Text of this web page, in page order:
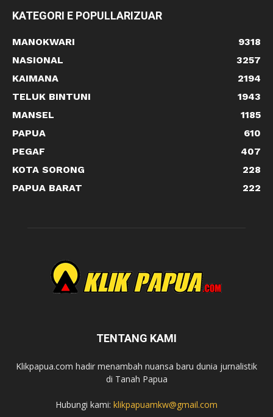
KATEGORI E POPULLARIZUAR
MANOKWARI
9318
NASIONAL
3257
KAIMANA
2194
TELUK BINTUNI
1943
MANSEL
1185
PAPUA
610
PEGAF
407
KOTA SORONG
228
PAPUA BARAT
222
TENTANG KAMI
Klikpapua.com hadir menambah nuansa baru dunia jurnalistik
di Tanah Papua
Hubungi kami: klikpapuamkw@gmail.com